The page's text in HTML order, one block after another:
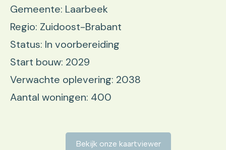
Gemeente: Laarbeek
Regio: Zuidoost-Brabant
Status: In voorbereiding
Start bouw: 2029
Verwachte oplevering: 2038
Aantal woningen: 400
Bekijk onze kaartviewer